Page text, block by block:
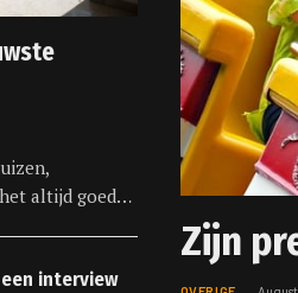
altijd goed…
interview
Zijn